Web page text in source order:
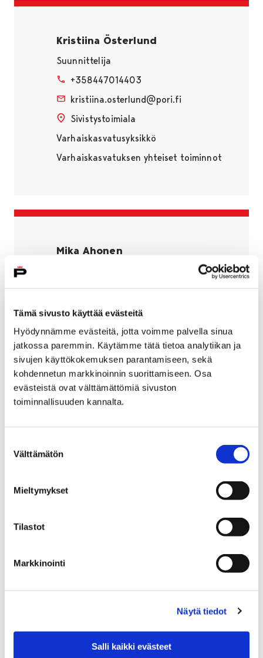
Tämä sivusto käyttää evästeitä
Hyödynnämme evästeitä, jotta voimme palvella sinua
jatkossa paremmin. Käytämme tätä tietoa analytiikan ja
sivujen käyttökokemuksen parantamiseen, sekä
kohdennetun markkinoinnin suorittamiseen. Osa
evästeistä ovat välttämättömiä sivuston
toiminnallisuuden kannalta.
valinta
Välttämätön
Mieltymykset
Tilastot
Markkinointi
Näytä tiedot
Salli kaikki evästeet
Kristiina Österlund
Suunnittelija
+358447014403
kristiina.osterlund@pori.fi
Sivistystoimiala
Varhaiskasvatusyksikkö
Varhaiskasvatuksen yhteiset toiminnot
Mika Ahonen
+358504785283
mika.ahonen@pori.fi
Konsernipalvelut
Tietohallintoyksikkö
Tietohallinto
Mika Eklund
Tietohallintoyksikkö